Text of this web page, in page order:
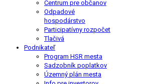
Centrum pre občanov
Odpadové
hospodárstvo
Participatívny rozpočet
Tlačivá
Podnikateľ
Program HSR mesta
Sadzobník poplatkov
Územný plán mesta